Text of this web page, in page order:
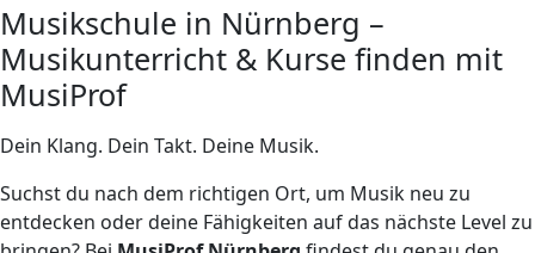
Musikschule in Nürnberg –
Musikunterricht & Kurse finden mit
MusiProf
Dein Klang. Dein Takt. Deine Musik.
Suchst du nach dem richtigen Ort, um Musik neu zu
entdecken oder deine Fähigkeiten auf das nächste Level zu